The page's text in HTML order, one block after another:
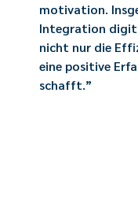
motivation.
Integration
nicht nur die
eine positive
schafft.”